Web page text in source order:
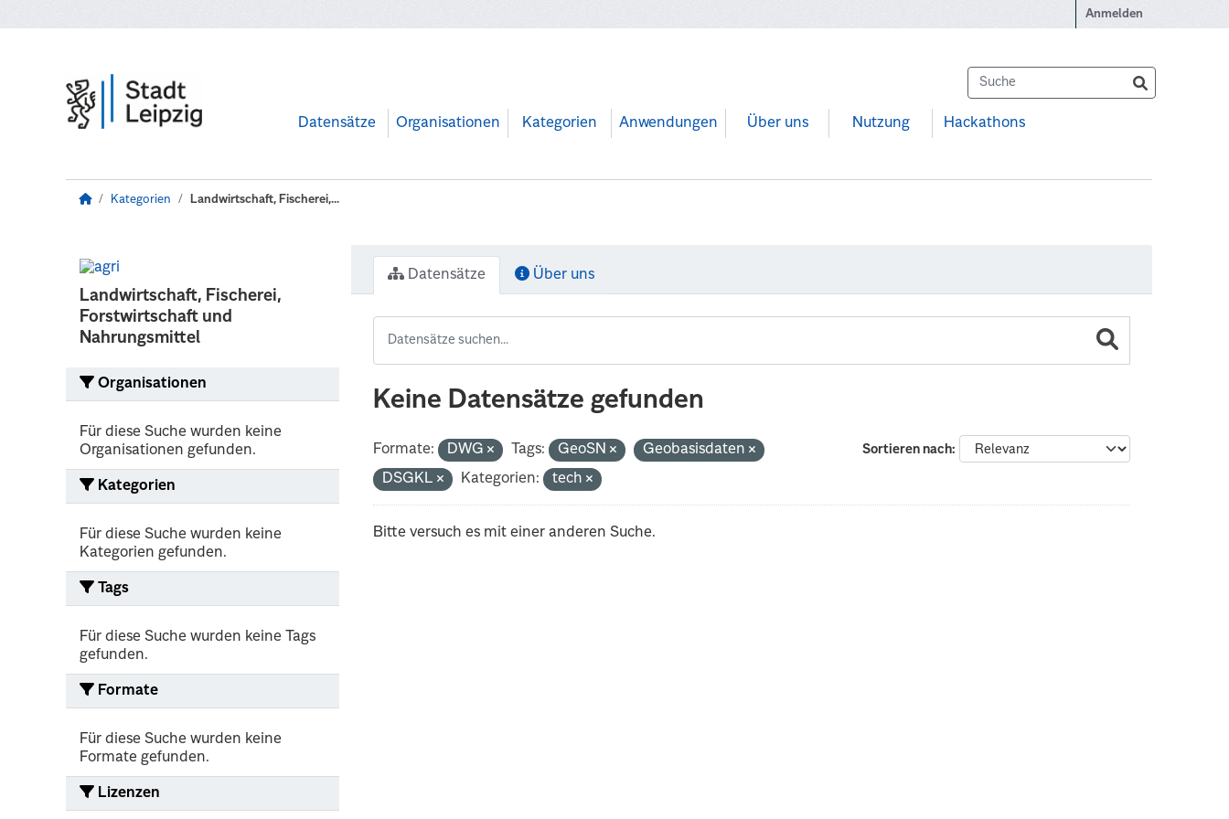
Anmelden
Datensätze Organisationen Kategorien Anwendungen Über uns Nutzung Hackathons
Kategorien Landwirtschaft, Fischerei,...
Landwirtschaft, Fischerei,
Forstwirtschaft und
Nahrungsmittel
Organisationen
Für diese Suche wurden keine
Organisationen gefunden.
Kategorien
Für diese Suche wurden keine
Kategorien gefunden.
Tags
Für diese Suche wurden keine Tags
gefunden.
Formate
Für diese Suche wurden keine
Formate gefunden.
Lizenzen
Datensätze Über uns
Keine Datensätze gefunden
Sortieren nach
Formate: DWG Tags: GeoSN
Geobasisdaten
DSGKL
Kategorien: tech
Bitte versuch es mit einer anderen Suche.